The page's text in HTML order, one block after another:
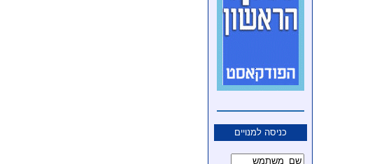
כניסה למנויים